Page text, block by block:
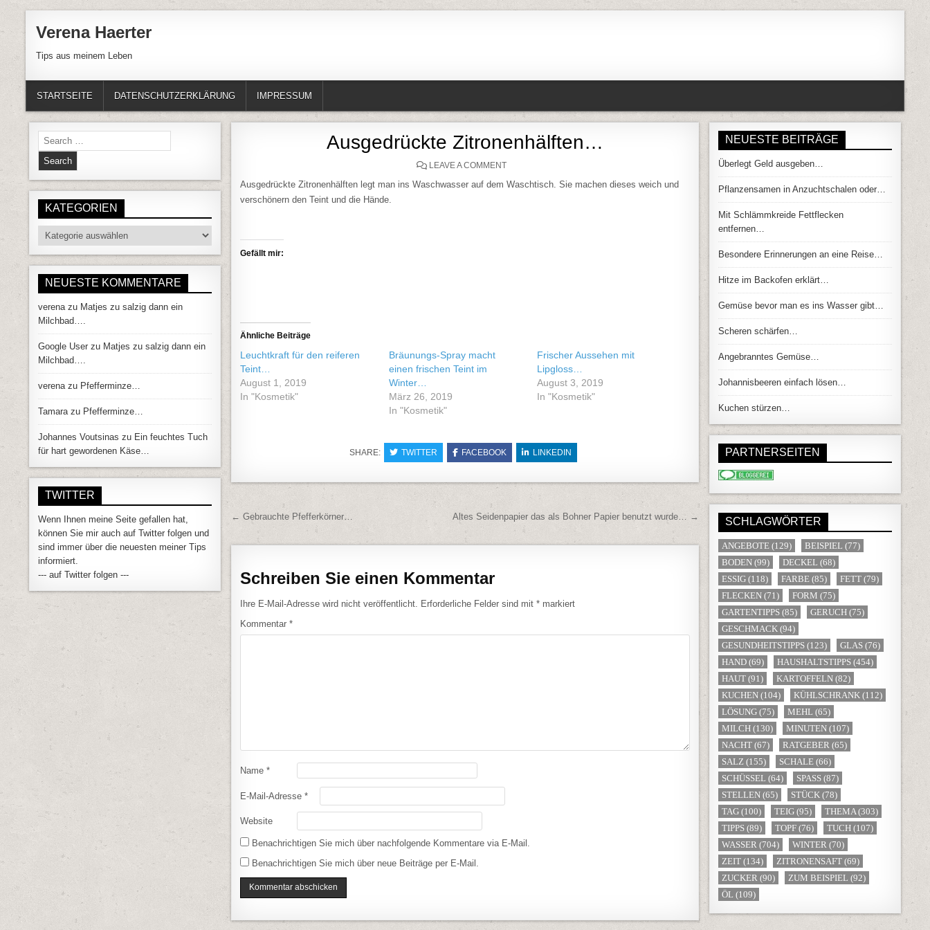
Verena Haerter
Tips aus meinem Leben
STARTSEITE DATENSCHUTZERKLÄRUNG IMPRESSUM
Ausgedrückte Zitronenhälften…
LEAVE A COMMENTON AUSGEDRÜCKTE ZITRONENHÄLFTEN…
Ausgedrückte Zitronenhälften legt man ins Waschwasser auf dem Waschtisch. Sie machen dieses weich und
verschönern den Teint und die Hände.
Gefällt mir:
Ähnliche Beiträge
Leuchtkraft für den reiferen
Teint…
August 1, 2019
In "Kosmetik"
Bräunungs-Spray macht
einen frischen Teint im
Winter…
März 26, 2019
In "Kosmetik"
Frischer Aussehen mit
Lipgloss…
August 3, 2019
In "Kosmetik"
SHARE: TWITTER FACEBOOK LINKEDIN
Beitragsnavigation Altes Seidenpapier das als Bohner Papier benutzt wurde… →
← Gebrauchte Pfefferkörner…
Schreiben Sie einen Kommentar
Ihre E-Mail-Adresse wird nicht veröffentlicht. Erforderliche Felder sind mit* markiert
Kommentar*
Name*
E-Mail-Adresse*
Website
Benachrichtigen Sie mich über nachfolgende Kommentare via E-Mail.
Benachrichtigen Sie mich über neue Beiträge per E-Mail.
Search for:
KATEGORIEN
Kategorien
NEUESTE KOMMENTARE
verenazu Matjes zu salzig dann ein
Milchbad….
Google User zu Matjes zu salzig dann ein
Milchbad….
verenazu Pfefferminze…
Tamarazu Pfefferminze…
Johannes Voutsinas zu Ein feuchtes Tuch
für hart gewordenen Käse…
TWITTER
Wenn Ihnen meine Seite gefallen hat,
können Sie mir auch auf Twitter folgen und
sind immer über die neuesten meiner Tips
informiert.
--- auf Twitter folgen ---
NEUESTE BEITRÄGE
Überlegt Geld ausgeben…
Pflanzensamen in Anzuchtschalen oder…
Mit Schlämmkreide Fettflecken
entfernen…
Besondere Erinnerungen an eine Reise…
Hitze im Backofen erklärt…
Gemüse bevor man es ins Wasser gibt…
Scheren schärfen…
Angebranntes Gemüse…
Johannisbeeren einfach lösen…
Kuchen stürzen…
PARTNERSEITEN
SCHLAGWÖRTER
ANGEBOTE(129) BEISPIEL (77)
BODEN(99) DECKEL (68)
ESSIG(118) FARBE(85) FETT(79)
FLECKEN(71) FORM (75)
GARTENTIPPS(85) GERUCH(75)
GESCHMACK(94)
GESUNDHEITSTIPPS(123) GLAS(76)
HAND(69) HAUSHALTSTIPPS(454)
HAUT(91) KARTOFFELN(82)
KUCHEN(104) KÜHLSCHRANK(112)
LÖSUNG(75) MEHL (65)
MILCH(130) MINUTEN(107)
NACHT(67) RATGEBER(65)
SALZ (155) SCHALE(66)
SCHÜSSEL (64) SPASS(87)
STELLEN(65) STÜCK(78)
TAG(100) TEIG(95) THEMA(303)
TIPPS(89) TOPF(76) TUCH(107)
WASSER(704) WINTER(70)
ZEIT(134) ZITRONENSAFT(69)
ZUCKER(90) ZUM BEISPIEL (92)
ÖL (109)